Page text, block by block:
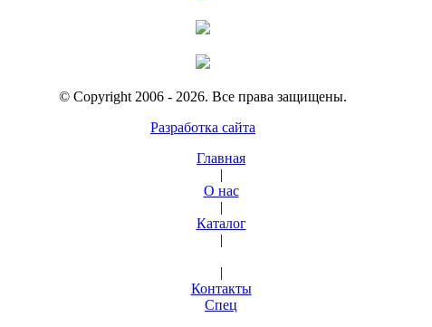
© Copyright 2006 - 2026. Все права защищены.
Разработка сайта
Главная
|
О нас
|
Каталог
|
|
Контакты
Спец